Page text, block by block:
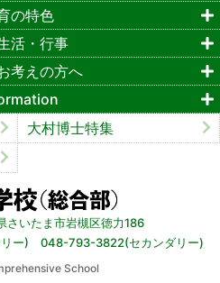
いたま市岩槻区徳力186
ー) 048-793-3822(セカンダリー)
の特色
活・行事
考えの方へ
大村博士特集
School